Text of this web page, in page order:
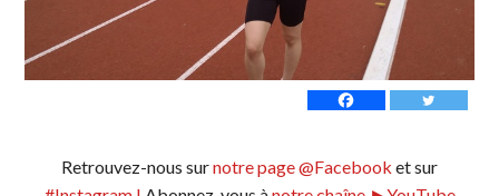
Retrouvez-nous surnotre page @Facebook et sur